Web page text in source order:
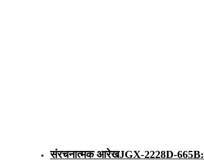
संरचनात्मक आरेखJGX-2228D-665B: